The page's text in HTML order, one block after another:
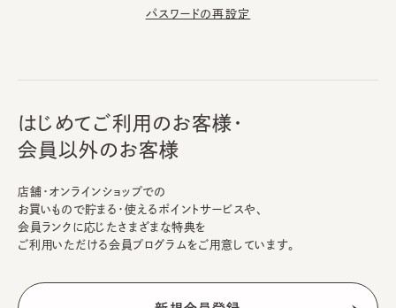
パスワードの再設定
はじめてご利用のお客様・
会員以外のお客様
店舗・オンラインショップでの
お買いもので貯まる・使えるポイントサービスや、
会員ランクに応じたさまざまな特典を
ご利用いただける会員プログラムをご用意しています。